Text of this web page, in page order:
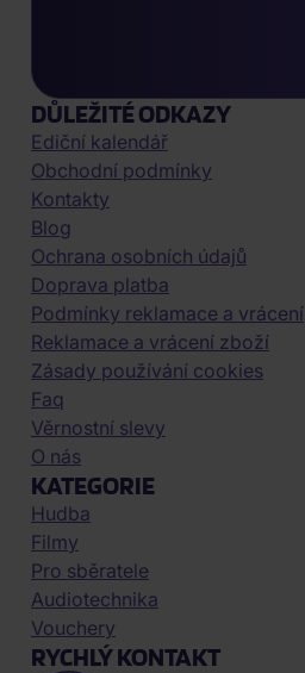
DŮLEŽITÉ ODKAZY
Ediční kalendář
Obchodní podmínky
Kontakty
Blog
Ochrana osobních údajů
Doprava platba
Podmínky reklamace a vrácení
Reklamace a vrácení zboží
Zásady používání cookies
Faq
Věrnostní slevy
O nás
KATEGORIE
Hudba
Filmy
Pro sběratele
Audiotechnika
Vouchery
RYCHLÝ KONTAKT